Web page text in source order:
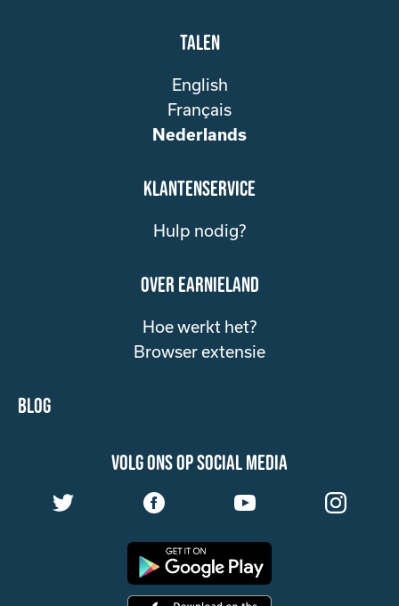
Talen
English
Français
Nederlands
klantenservice
Hulp nodig?
over Earnieland
Hoe werkt het?
Browser extensie
Blog
volg ons op social media